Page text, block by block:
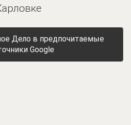
Дело в предпочитаемые
Google